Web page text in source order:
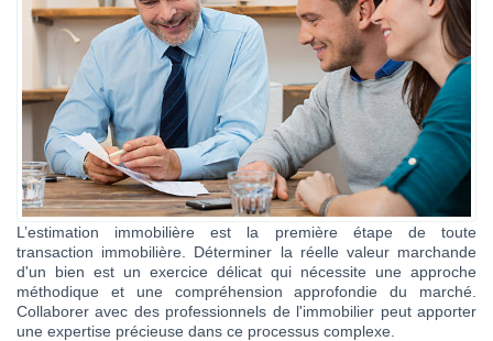
L’estimation immobilière est la première étape de toute
transaction immobilière. Déterminer la réelle valeur marchande
d'un bien est un exercice délicat qui nécessite une approche
méthodique et une compréhension approfondie du marché.
Collaborer avec des professionnels de l'immobilier peut apporter
une expertise précieuse dans ce processus complexe.